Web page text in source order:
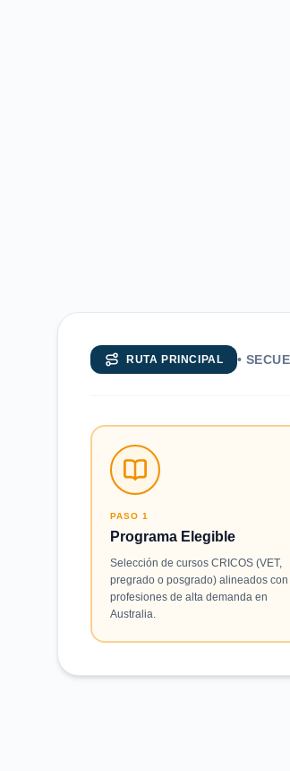
RUTA PRINCIPAL •
PASO 1
Programa Elegible
Selección de cursos CRICOS (VET,
pregrado o posgrado) alineados con
profesiones de alta demanda en
Australia.